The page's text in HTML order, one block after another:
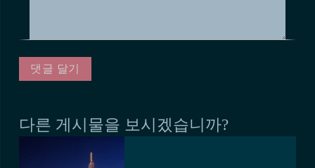
다른 게시물을 보시겠습니까?